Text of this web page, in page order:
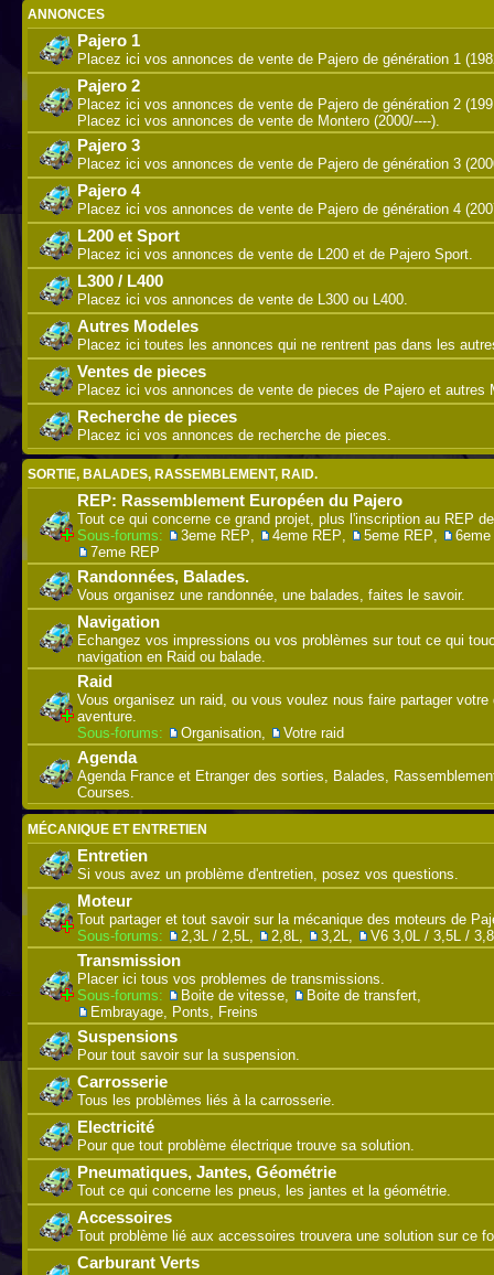
ANNONCES
Pajero 1
Placez ici vos annonces de vente de Pajero de génération 1
Pajero 2
Placez ici vos annonces de vente de Pajero de génération 2
Placez ici vos annonces de vente de Montero (2000/----).
Pajero 3
Placez ici vos annonces de vente de Pajero de génération 3
Pajero 4
Placez ici vos annonces de vente de Pajero de génération 4
L200 et Sport
Placez ici vos annonces de vente de L200 et de Pajero Sport.
L300 / L400
Placez ici vos annonces de vente de L300 ou L400.
Autres Modeles
Placez ici toutes les annonces qui ne rentrent pas dans les
Ventes de pieces
Placez ici vos annonces de vente de pieces de Pajero et autres
Recherche de pieces
Placez ici vos annonces de recherche de pieces.
SORTIE, BALADES, RASSEMBLEMENT, RAID.
REP: Rassemblement Européen du Pajero
Tout ce qui concerne ce grand projet, plus l'inscription au REP
Sous-forums:
3eme REP, 4eme REP, 5eme REP,
7eme REP
Randonnées, Balades.
Vous organisez une randonnée, une balades, faites le savoir.
Navigation
Echangez vos impressions ou vos problèmes sur tout ce qui
navigation en Raid ou balade.
Raid
Vous organisez un raid, ou vous voulez nous faire partager votre
aventure.
Sous-forums:
Organisation, Votre raid
Agenda
Agenda France et Etranger des sorties, Balades,
Courses.
MÉCANIQUE ET ENTRETIEN
Entretien
Si vous avez un problème d'entretien, posez vos questions.
Moteur
Tout partager et tout savoir sur la mécanique des moteurs de
Sous-forums:
2,3L / 2,5L, 2,8L, 3,2L, V6 3,0L / 3,5L /
Transmission
Placer ici tous vos problemes de transmissions.
Sous-forums:
Boite de vitesse, Boite de transfert,
Embrayage, Ponts, Freins
Suspensions
Pour tout savoir sur la suspension.
Carrosserie
Tous les problèmes liés à la carrosserie.
Electricité
Pour que tout problème électrique trouve sa solution.
Pneumatiques, Jantes, Géométrie
Tout ce qui concerne les pneus, les jantes et la géométrie.
Accessoires
Tout problème lié aux accessoires trouvera une solution sur ce
Carburant Verts